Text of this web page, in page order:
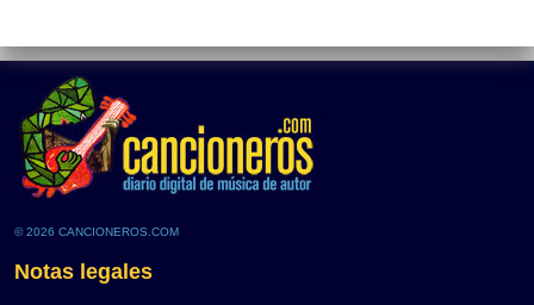
© 2026 CANCIONEROS.COM
Notas legales